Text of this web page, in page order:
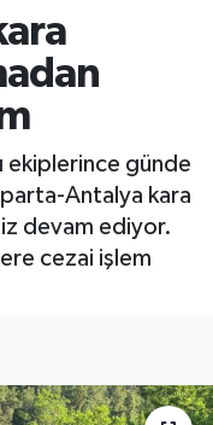
ekiplerince günde
Antalya kara
devam ediyor.
cezai işlem